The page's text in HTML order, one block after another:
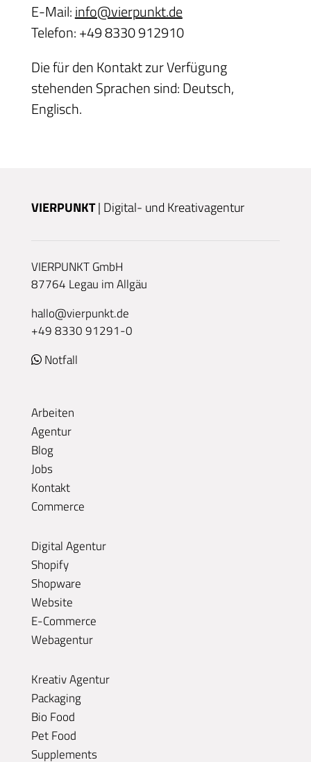
E-Mail:info@vierpunkt.de
Telefon: +49 8330 912910
Die für den Kontakt zur Verfügung
stehenden Sprachen sind: Deutsch,
Englisch.
VIERPUNKT| Digital- und Kreativagentur
VIERPUNKT GmbH
87764 Legau im Allgäu
hallo@vierpunkt.de
+49 8330 91291-0
Notfall
Arbeiten
Agentur
Blog
Jobs
Kontakt
Commerce
Digital Agentur
Shopify
Shopware
Website
E-Commerce
Webagentur
Kreativ Agentur
Packaging
Bio Food
Pet Food
Supplements